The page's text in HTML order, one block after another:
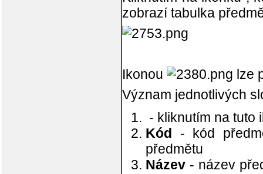
zobrazí tabulka
Ikonou
lze
Význam jednotlivých
- kliknutím na
Kód - kód
předmětu
Název - název